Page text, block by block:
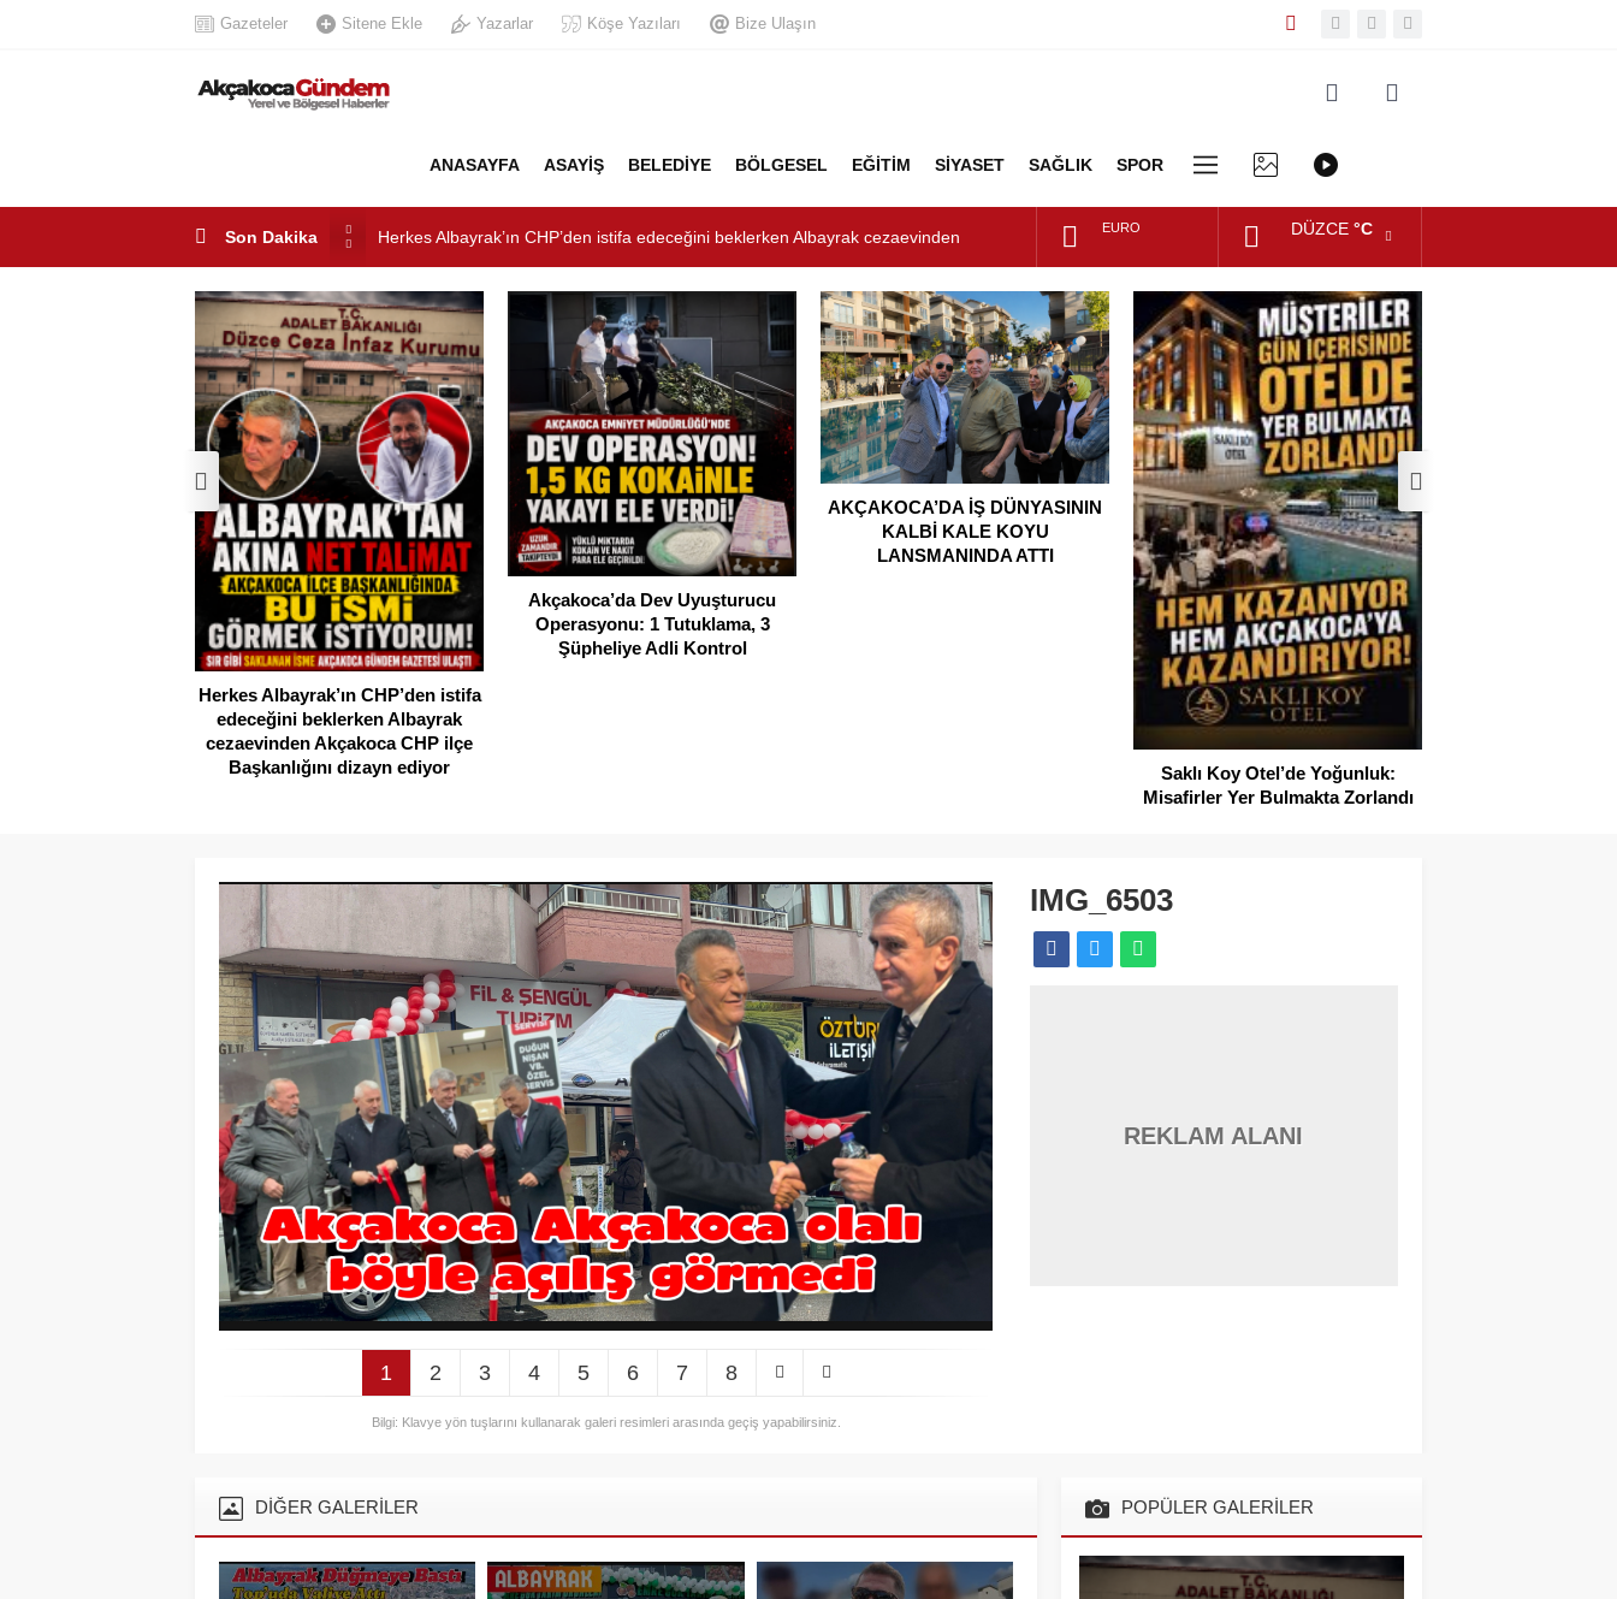
Gazeteler Sitene Ekle Yazarlar Köşe Yazıları Bize Ulaşın
ANASAYFA ASAYİŞ BELEDİYE BÖLGESEL EĞİTİM SİYASET SAĞLIK SPOR
FOTO
GALERİGALERİ
Son Dakika
Akçakoca’da Dev Uyuşturucu Operasyonu: 1 Tutuklama, 3 Şüpheliye Adli Kontrol
AKÇAKOCA’DA İŞ DÜNYASININ KALBİ KALE KOYU LANSMANINDA ATTI
Saklı Koy Otel’de Yoğunluk: Misafirler Yer Bulmakta Zorlandı
SAHİLLERDE TEMİZLİK ALARMI!
Herkes Albayrak’ın CHP’den istifa edeceğini beklerken Albayrak cezaevinden
Akçakoca CHP ilçe Başkanlığını dizayn ediyor
EURO
DOLAR
DÜZCE °C
Herkes Albayrak’ın CHP’den istifa
edeceğini beklerken Albayrak
cezaevinden Akçakoca CHP ilçe
Başkanlığını dizayn ediyor
Akçakoca’da Dev Uyuşturucu
Operasyonu: 1 Tutuklama, 3
Şüpheliye Adli Kontrol
AKÇAKOCA’DA İŞ DÜNYASININ
KALBİ KALE KOYU
LANSMANINDA ATTI
Saklı Koy Otel’de Yoğunluk:
Misafirler Yer Bulmakta Zorlandı
1 2 3 4 5 6 7 8
Bilgi: Klavye yön tuşlarını kullanarak galeri resimleri arasında geçiş yapabilirsiniz.
IMG_6503
REKLAM ALANI
DİĞER GALERİLER POPÜLER GALERİLER